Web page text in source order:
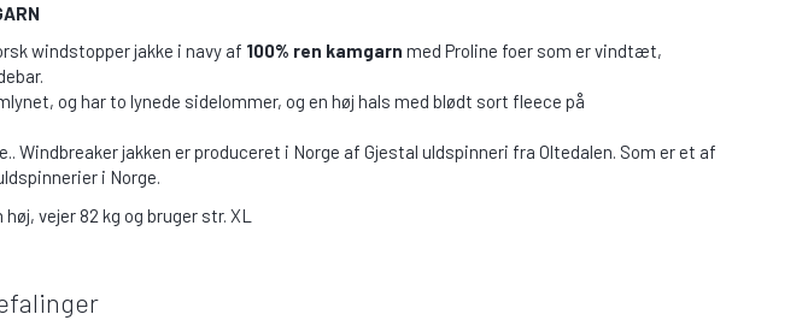
windstopper jakke i navy af 100% ren kamgarn med Proline foer som er vindtæt,
og har to lynede sidelommer, og en høj hals med blødt sort fleece på
Windbreaker jakken er produceret i Norge af Gjestal uldspinneri fra Oltedalen. Som er et af
i Norge.
vejer 82 kg og bruger str. XL